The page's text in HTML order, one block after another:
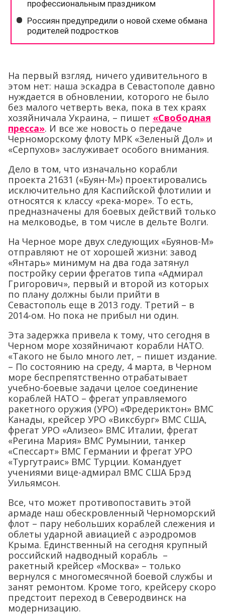
На первый взгляд, ничего удивительного в
этом нет: наша эскадра в Севастополе давно
нуждается в обновлении, которого не было
без малого четверть века, пока в тех краях
хозяйничала Украина, – пишет «Свободная
пресса». И все же новость о передаче
Черноморскому флоту МРК «Зеленый Дол» и
«Серпухов» заслуживает особого внимания.
Дело в том, что изначально корабли
проекта 21631 («Буян-М») проектировались
исключительно для Каспийской флотилии и
относятся к классу «река-море». То есть,
предназначены для боевых действий только
на мелководье, в том числе в дельте Волги.
На Черное море двух следующих «Буянов-М»
отправляют не от хорошей жизни: завод
«Янтарь» минимум на два года затянул
постройку серии фрегатов типа «Адмирал
Григорович», первый и второй из которых
по плану должны были прийти в
Севастополь еще в 2013 году. Третий – в
2014-ом. Но пока не прибыл ни один.
Эта задержка привела к тому, что сегодня в
Черном море хозяйничают корабли НАТО.
«Такого не было много лет, – пишет издание.
– По состоянию на среду, 4 марта, в Черном
море беспрепятственно отрабатывает
учебно-боевые задачи целое соединение
кораблей НАТО – фрегат управляемого
ракетного оружия (УРО) «Фредериктон» ВМС
Канады, крейсер УРО «Виксбург» ВМС США,
фрегат УРО «Ализео» ВМС Италии, фрегат
«Регина Мария» ВМС Румынии, танкер
«Спессарт» ВМС Германии и фрегат УРО
«Тургутраис» ВМС Турции. Командует
учениями вице-адмирал ВМС США Брэд
Уильямсон.
Все, что может противопоставить этой
армаде наш обескровленный Черноморский
флот – пару небольших кораблей слежения и
облеты ударной авиацией с аэродромов
Крыма. Единственный на сегодня крупный
российский надводный корабль –
ракетный крейсер «Москва» – только
вернулся с многомесячной боевой службы и
занят ремонтом. Кроме того, крейсеру скоро
предстоит переход в Северодвинск на
модернизацию.